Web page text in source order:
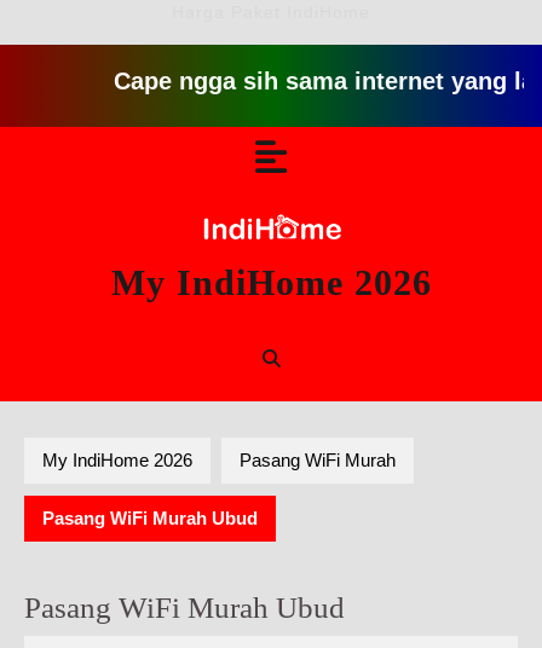
Cape ngga sih sama internet yang
My IndiHome 2026
My IndiHome 2026 Pasang WiFi Murah
Pasang WiFi Murah Ubud
Pasang WiFi Murah Ubud